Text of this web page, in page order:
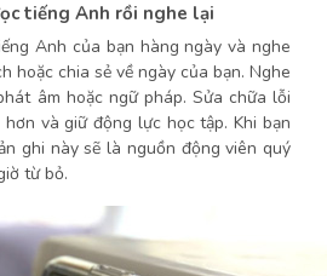
tiếng Anh rồi nghe lại
Anh của bạn hàng ngày và nghe
hoặc chia sẻ về ngày của bạn. Nghe
âm hoặc ngữ pháp. Sửa chữa lỗi
và giữ động lực học tập. Khi bạn
ghi này sẽ là nguồn động viên quý
từ bỏ.